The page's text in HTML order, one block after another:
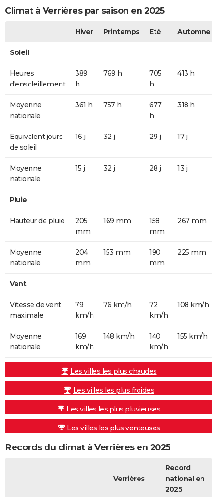
Climat à Verrières par saison en 2025
Hiver Printemps Eté Automne
Soleil
Heures
d'ensoleillement
389
h
769 h
705
h
413 h
Moyenne
nationale
361 h 757 h
677
h
318 h
Equivalent jours
de soleil
16 j 32 j 29 j 17 j
Moyenne
nationale
15 j 32 j 28 j 13 j
Pluie
Hauteur de pluie
205
mm
169 mm
158
mm
267 mm
Moyenne
nationale
204
mm
153 mm
190
mm
225 mm
Vent
Vitesse de vent
maximale
79
km/h
76 km/h
72
km/h
108 km/h
Moyenne
nationale
169
km/h
148 km/h
140
km/h
155 km/h
Les villes les plus chaudes
Les villes les plus froides
Les villes les plus pluvieuses
Les villes les plus venteuses
Records du climat à Verrières en 2025
Verrières
Record
national en
2025